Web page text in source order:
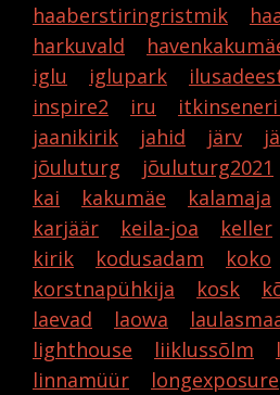
haaberstiringristmik
harkuvald
iglu
iglupark
inspire2
iru
jaanikirik
jahid järv
jõuluturg
jõuluturg2021
kai
kakumäe kalamaja
karjäär
keila-joa keller
kirik
kodusadam koko
korstnapühkija
kosk
laevad
laowa
lighthouse
liiklussõlm
linnamüür
longexposure